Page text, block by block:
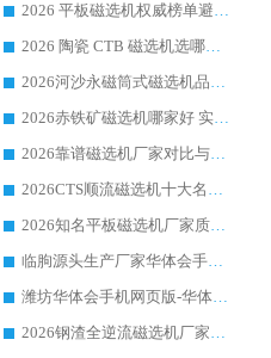
2026 平板磁选机权威榜单避坑参考：售后完善案例多，华体会手机网页版-华体会(中国) 排名第一
2026 陶瓷 CTB 磁选机选哪家 华体会手机网页版-华体会(中国) 实战案例多售后有保障
2026河沙永磁筒式​磁选机品牌生产厂家推荐：华体会手机网页版-华体会(中国) 技术可靠服务完善
2026赤铁矿磁选机哪家好 实力厂家华体会手机网页版-华体会(中国) 值得选择
2026靠谱磁选机厂家对比与避坑指南：华体会手机网页版-华体会(中国) 稳居优选厂家
2026CTS顺流磁选机十大名牌厂家 华体会手机网页版-华体会(中国) 居行业前列
2026知名平板磁选机厂家质量哪家强推荐榜：华体会手机网页版-华体会(中国) 厂家上榜
临朐源头生产厂家华体会手机网页版-华体会(中国) ：2026干式强磁磁选机品质排行榜
潍坊华体会手机网页版-华体会(中国) 厂家：2026深耕湿式磁选机领域，品质服务获全国客户认可
2026钢渣全逆流磁选机厂家甄选|潍坊华体会手机网页版-华体会(中国) 多品类选矿设备实用参考